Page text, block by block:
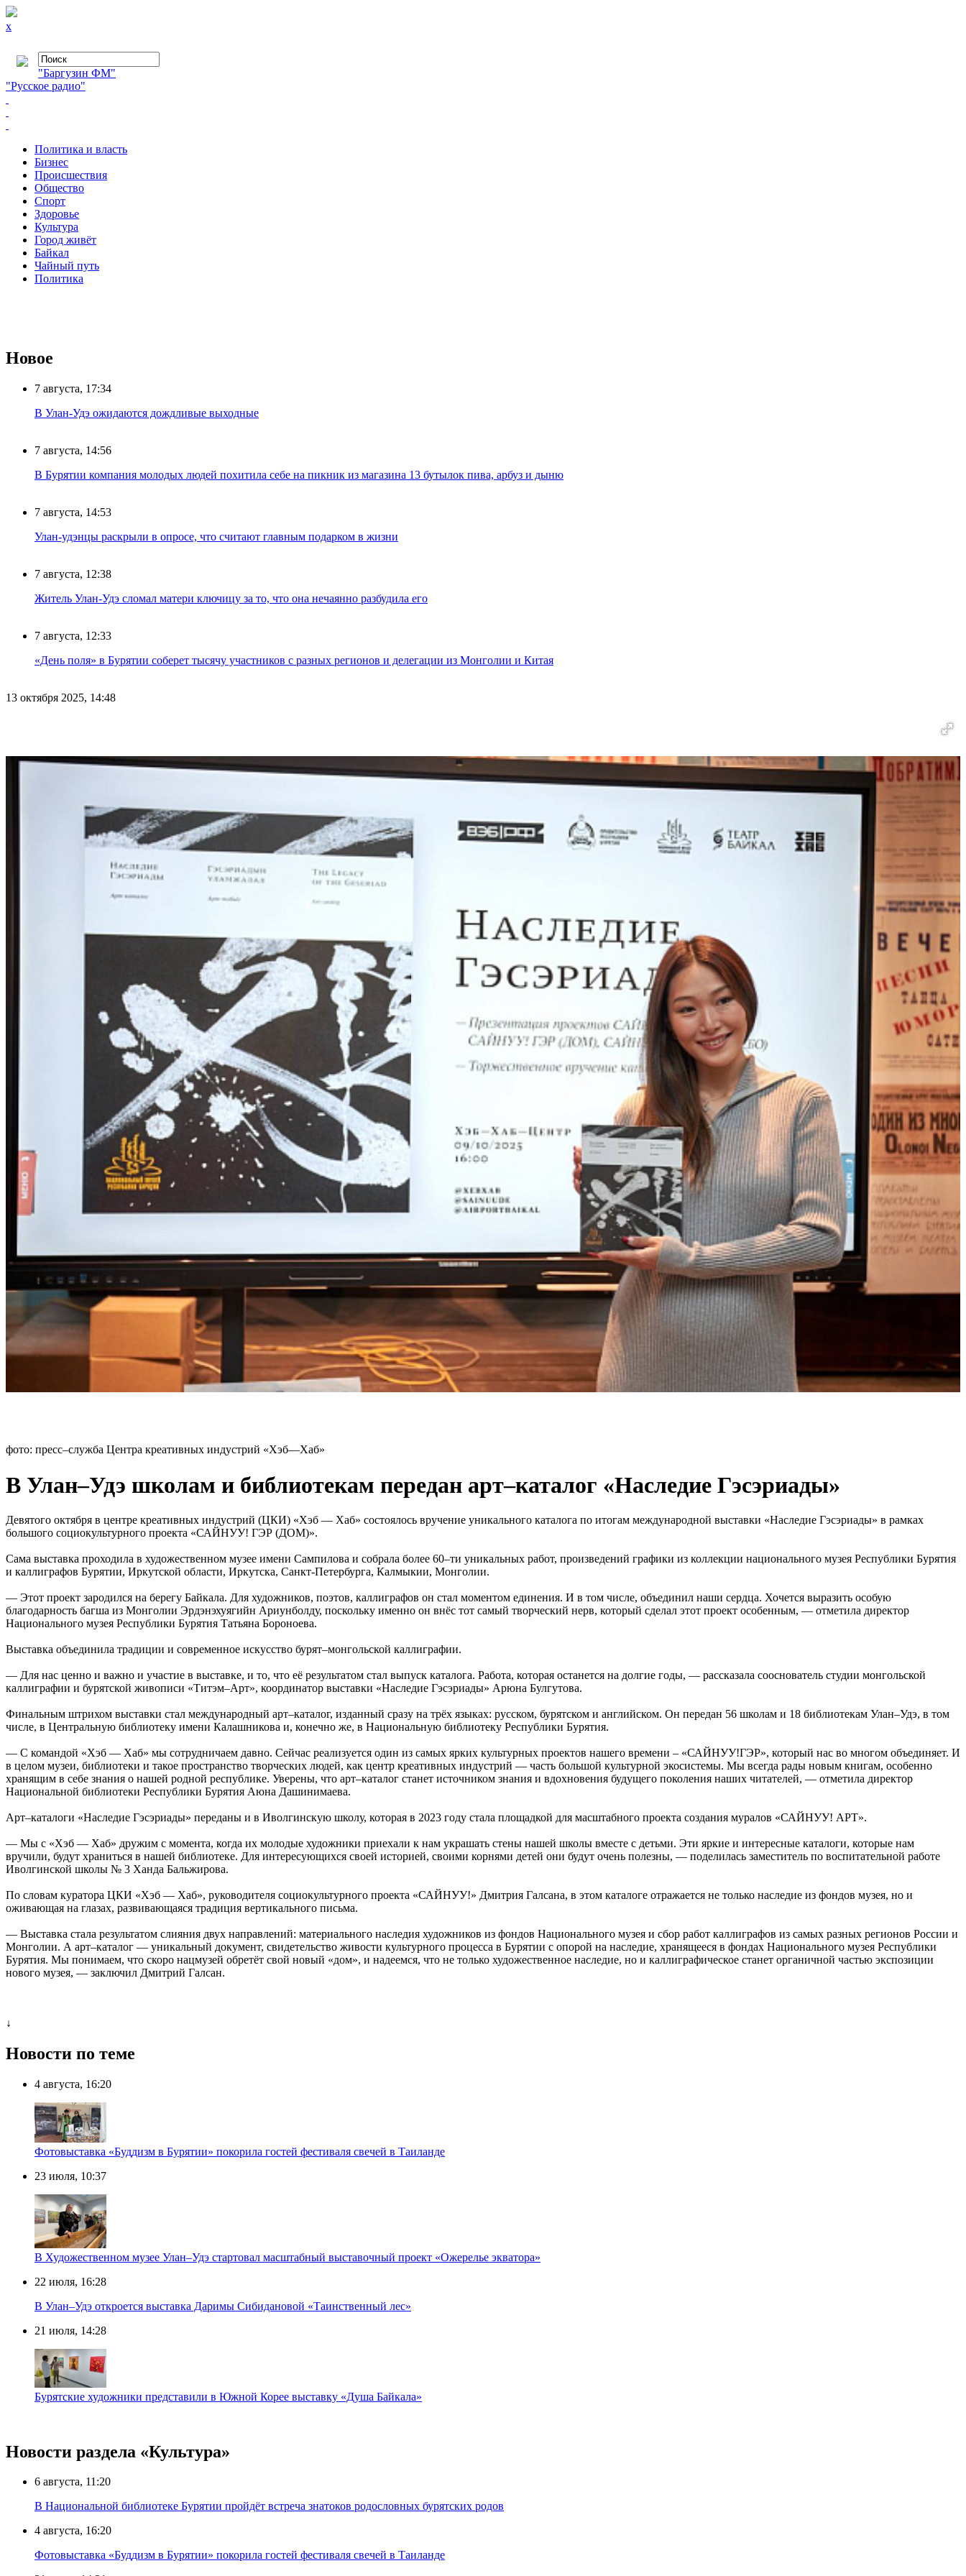
x
"Баргузин ФМ"
"Русское радио"
Политика и власть
Бизнес
Происшествия
Общество
Cпорт
Здоровье
Культура
Город живёт
Байкал
Чайный путь
Политика
Новое
7 августа, 17:34
В Улан-Удэ ожидаются дождливые выходные
7 августа, 14:56
В Бурятии компания молодых людей похитила себе на пикник из магазина 13 бутылок пива, арбуз и дыню
7 августа, 14:53
Улан-удэнцы раскрыли в опросе, что считают главным подарком в жизни
7 августа, 12:38
Житель Улан-Удэ сломал матери ключицу за то, что она нечаянно разбудила его
7 августа, 12:33
«День поля» в Бурятии соберет тысячу участников с разных регионов и делегации из Монголии и Китая
13 октября 2025, 14:48
фото: пресс–служба Центра креативных индустрий «Хэб—Хаб»
В Улан–Удэ школам и библиотекам передан арт–каталог «Наследие Гэсэриады»
Девятого октября в центре креативных индустрий (ЦКИ) «Хэб — Хаб» состоялось вручение уникального каталога по итогам международной выставки «Наследие Гэсэриады» в рамках
большого социокультурного проекта «САЙНУУ! ГЭР (ДОМ)».
Сама выставка проходила в художественном музее имени Сампилова и собрала более 60–ти уникальных работ, произведений графики из коллекции национального музея Республики Бурятия
и каллиграфов Бурятии, Иркутской области, Иркутска, Санкт-Петербурга, Калмыкии, Монголии.
— Этот проект зародился на берегу Байкала. Для художников, поэтов, каллиграфов он стал моментом единения. И в том числе, объединил наши сердца. Хочется выразить особую
благодарность багша из Монголии Эрдэнэхуягийн Ариунболду, поскольку именно он внёс тот самый творческий нерв, который сделал этот проект особенным, — отметила директор
Национального музея Республики Бурятия Татьяна Бороноева.
Выставка объединила традиции и современное искусство бурят–монгольской каллиграфии.
— Для нас ценно и важно и участие в выставке, и то, что её результатом стал выпуск каталога. Работа, которая останется на долгие годы, — рассказала сооснователь студии монгольской
каллиграфии и бурятской живописи «Титэм–Арт», координатор выставки «Наследие Гэсэриады» Арюна Булгутова.
Финальным штрихом выставки стал международный арт–каталог, изданный сразу на трёх языках: русском, бурятском и английском. Он передан 56 школам и 18 библиотекам Улан–Удэ, в том
числе, в Центральную библиотеку имени Калашникова и, конечно же, в Национальную библиотеку Республики Бурятия.
— С командой «Хэб — Хаб» мы сотрудничаем давно. Сейчас реализуется один из самых ярких культурных проектов нашего времени – «САЙНУУ!ГЭР», который нас во многом объединяет. И
в целом музеи, библиотеки и такое пространство творческих людей, как центр креативных индустрий — часть большой культурной экосистемы. Мы всегда рады новым книгам, особенно
хранящим в себе знания о нашей родной республике. Уверены, что арт–каталог станет источником знания и вдохновения будущего поколения наших читателей, — отметила директор
Национальной библиотеки Республики Бурятия Аюна Дашинимаева.
Арт–каталоги «Наследие Гэсэриады» переданы и в Иволгинскую школу, которая в 2023 году стала площадкой для масштабного проекта создания муралов «САЙНУУ! АРТ».
— Мы с «Хэб — Хаб» дружим с момента, когда их молодые художники приехали к нам украшать стены нашей школы вместе с детьми. Эти яркие и интересные каталоги, которые нам
вручили, будут храниться в нашей библиотеке. Для интересующихся своей историей, своими корнями детей они будут очень полезны, — поделилась заместитель по воспитательной работе
Иволгинской школы № 3 Ханда Бальжирова.
По словам куратора ЦКИ «Хэб — Хаб», руководителя социокультурного проекта «САЙНУУ!» Дмитрия Галсана, в этом каталоге отражается не только наследие из фондов музея, но и
оживающая на глазах, развивающаяся традиция вертикального письма.
— Выставка стала результатом слияния двух направлений: материального наследия художников из фондов Национального музея и сбор работ каллиграфов из самых разных регионов России и
Монголии. А арт–каталог — уникальный документ, свидетельство живости культурного процесса в Бурятии с опорой на наследие, хранящееся в фондах Национального музея Республики
Бурятия. Мы понимаем, что скоро нацмузей обретёт свой новый «дом», и надеемся, что не только художественное наследие, но и каллиграфическое станет органичной частью экспозиции
нового музея, — заключил Дмитрий Галсан.
↓
Новости по теме
4 августа, 16:20
Фотовыставка «Буддизм в Бурятии» покорила гостей фестиваля свечей в Таиланде
23 июля, 10:37
В Художественном музее Улан–Удэ стартовал масштабный выставочный проект «Ожерелье экватора»
22 июля, 16:28
В Улан–Удэ откроется выставка Даримы Сибидановой «Таинственный лес»
21 июля, 14:28
Бурятские художники представили в Южной Корее выставку «Душа Байкала»
Новости раздела «Культура»
6 августа, 11:20
В Национальной библиотеке Бурятии пройдёт встреча знатоков родословных бурятских родов
4 августа, 16:20
Фотовыставка «Буддизм в Бурятии» покорила гостей фестиваля свечей в Таиланде